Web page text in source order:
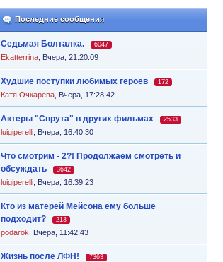
Последние сообщения
Седьмая Болталка. 6047
Ekatterrina Вчера, 21:20:09
Худшие поступки любимых героев 172
Катя Очкарева Вчера, 17:28:42
Актеры "Спрута" в других фильмах 2533
luigiperelli Вчера, 16:40:30
Что смотрим - 2?! Продолжаем смотреть и
обсуждать
3642
luigiperelli Вчера, 16:39:23
Кто из матерей Мейсона ему больше
подходит?
213
podarok Вчера, 11:42:43
Жизнь после ЛФН! 7363